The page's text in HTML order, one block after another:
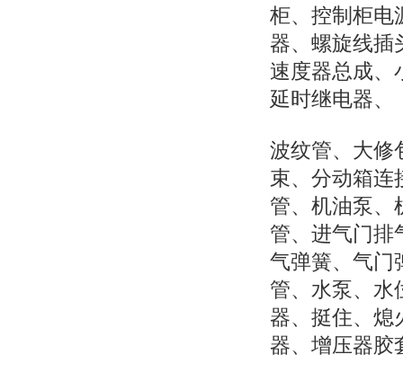
柜、控制柜电
器、螺旋线插
速度器总成、
延时继电器、
波纹管、大修
束、分动箱连
管、机油泵、
管、进气门排
气弹簧、气门
管、水泵、水
器、挺住、熄
器、增压器胶